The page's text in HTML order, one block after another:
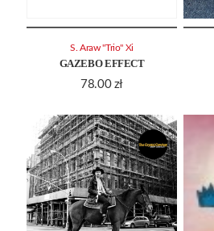
GAZEBO EFFECT
78.00 zł
S. Araw "Trio" Xi